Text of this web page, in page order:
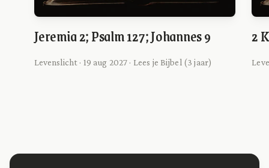
Jeremia 2; Psalm 127; Johannes 9
Levenslicht · 19 aug 2027 · Lees je Bijbel (3 jaar)
2